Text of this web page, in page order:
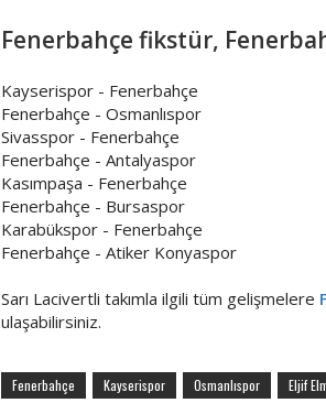
Fenerbahçe fikstür,
Kayserispor - Fenerbahçe
Fenerbahçe - Osmanlıspor
Sivasspor - Fenerbahçe
Fenerbahçe - Antalyaspor
Kasımpaşa - Fenerbahçe
Fenerbahçe - Bursaspor
Karabükspor - Fenerbahçe
Fenerbahçe - Atiker Konyaspor
Sarı Lacivertli takımla ilgili tüm gelişmelere
ulaşabilirsiniz.
Fenerbahçe Kayserispor Osmanlıspor Eljif